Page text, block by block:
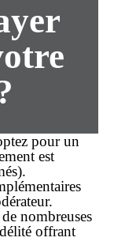
pour un
est
nombreuses
offrant